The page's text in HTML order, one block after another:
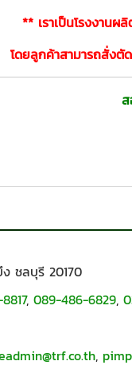
** เราเป็นโรงงาน
โดยลูกค้าสามารถสั่งตั
ส
ชลบุรี 20170
, 089-486-6829,
,